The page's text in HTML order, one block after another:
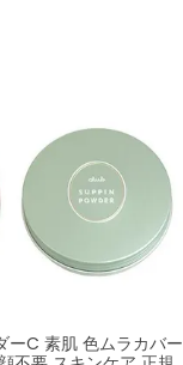
ーC 素肌 色ムラカバー